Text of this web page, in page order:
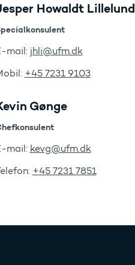
Howaldt Lillelund
mail: jhli@ufm.dk
+45 7231 9103
Gønge
mail: kevg@ufm.dk
+45 7231 7851